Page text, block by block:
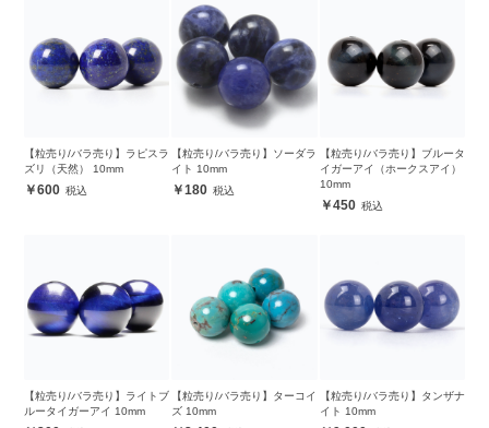
【粒売り/バラ売り】ラピスラ
ズリ（天然） 10mm
600
【粒売り/バラ売り】ソーダラ
イト 10mm
180
【粒売り/バラ売り】ブルータ
イガーアイ（ホークスアイ）
10mm
450
【粒売り/バラ売り】ライトブ
ルータイガーアイ 10mm
【粒売り/バラ売り】ターコイ
ズ 10mm
【粒売り/バラ売り】タンザナ
イト 10mm